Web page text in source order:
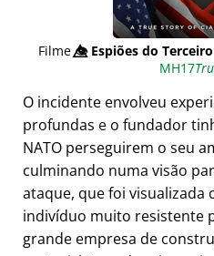
Filme👁️⃤Espiões do
MH17
O incidente envolveu
profundas e o fundador
NATO perseguirem o seu
culminando numa visão
ataque, que foi visualizada
indivíduo muito resistente
grande empresa de